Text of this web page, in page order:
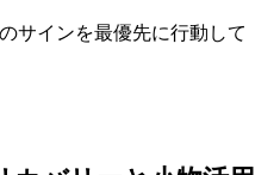
サインを最優先に行動して